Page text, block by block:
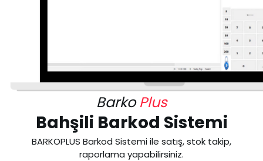
BarkoPlus
Bahşili Barkod Sistemi
BARKOPLUS Barkod Sistemi ile satış, stok takip,
raporlama yapabilirsiniz.